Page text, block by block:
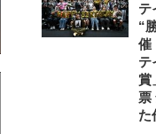
テ
“
催
テ
賞
票
た